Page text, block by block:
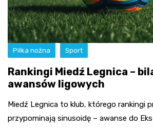
Piłka nożna Sport
Rankingi Miedź Legnica –
awansów ligowych
Miedź Legnica to klub, którego rankingi
przypominają sinusoidę – awanse do